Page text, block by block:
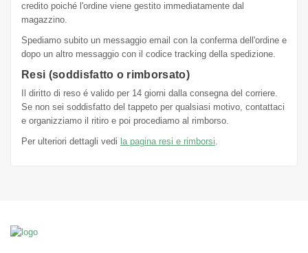
credito poiché l'ordine viene gestito immediatamente dal
magazzino.
Spediamo subito un messaggio email con la conferma dell'ordine e
dopo un altro messaggio con il codice tracking della spedizione.
Resi (soddisfatto o rimborsato)
Il diritto di reso é valido per 14 giorni dalla consegna del corriere.
Se non sei soddisfatto del tappeto per qualsiasi motivo, contattaci
e organizziamo il ritiro e poi procediamo al rimborso.
Per ulteriori dettagli vedi la pagina resi e rimborsi.